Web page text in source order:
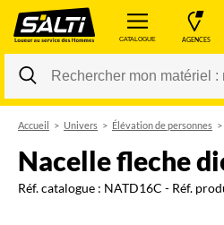
CATALOGUE AGENCES
Accueil Univers Élévation de personnes
nacelle fleche
Réf. catalogue : NATD16C - Réf.